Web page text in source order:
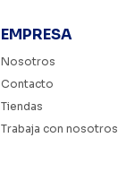
EMPRESA
Nosotros
Contacto
Tiendas
Trabaja con nosotros